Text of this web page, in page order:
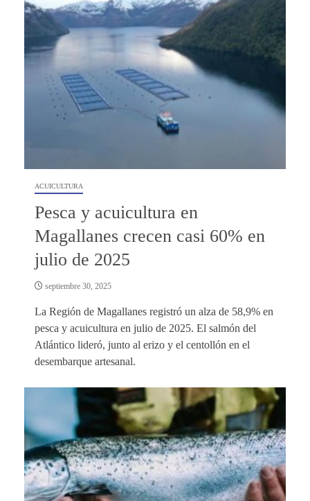
ACUICULTURA
Pesca y acuicultura en
Magallanes crecen casi 60% en
julio de 2025
septiembre 30, 2025
La Región de Magallanes registró un alza de 58,9% en
pesca y acuicultura en julio de 2025. El salmón del
Atlántico lideró, junto al erizo y el centollón en el
desembarque artesanal.